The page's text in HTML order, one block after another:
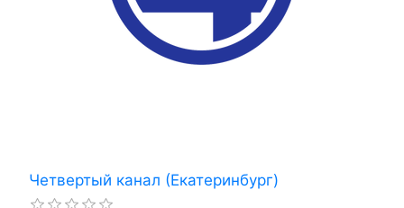
Четвертый канал (Екатеринбург)